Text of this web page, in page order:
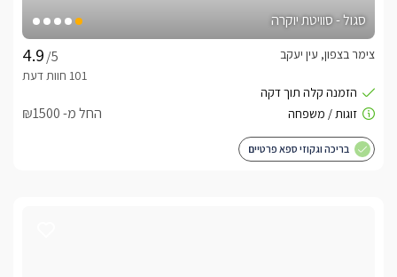
סגול - סוויטת יוקרה
/5
צימר בצפון, עין יעקב
החל מ- ₪1500
בריכה וגקוזי ספא פרטיים